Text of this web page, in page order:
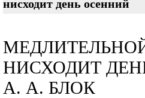
нисходит день осенний
НИСХОДИТ
А. А. БЛОК